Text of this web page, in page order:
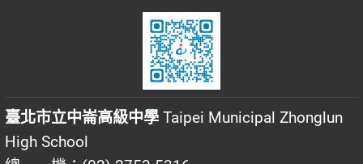
臺北市立中崙高級中學 Taipei Municipal Zhonglun
High School